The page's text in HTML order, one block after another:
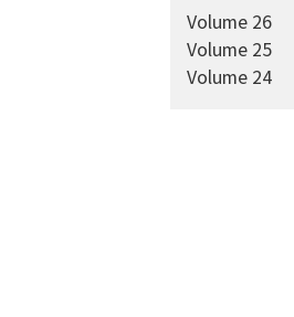
Volume 26
Volume 25
Volume 24